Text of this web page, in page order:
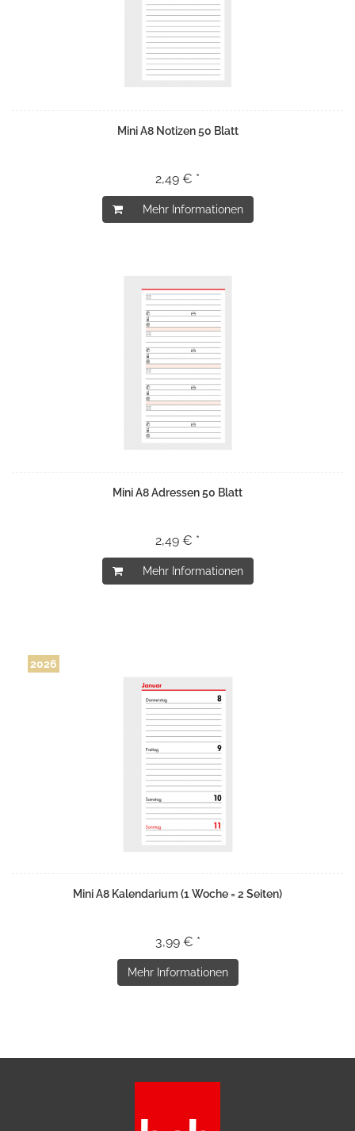
Mini A8 Notizen 50 Blatt
2,49 € *
Mehr Informationen
Mini A8 Adressen 50 Blatt
2,49 € *
Mehr Informationen
2026
Mini A8 Kalendarium (1 Woche = 2 Seiten)
3,99 € *
Mehr Informationen